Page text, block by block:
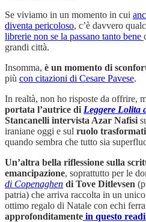
Se viviamo in un momento in cui
diventa pericoloso, c’è davvero
librerie non se la passano tanto bene
grandi città.
Insomma, è un momento di
più con citazioni di Cesare Pavese.
In realtà, non ho risposte da offrire,
portata l’autrice di Leggere Lolita
Stancanelli intervista Azar Nafisi
iraniane oggi e sul ruolo
quando sembra che tutto sia
Un’altra bella riflessione sulla
emancipazione, soprattutto per le
di Copenaghen di Tove Ditlevsen
patria) che arriva raccolta in un
ottimo regalo di Natale con echi
approfonditamente in questo